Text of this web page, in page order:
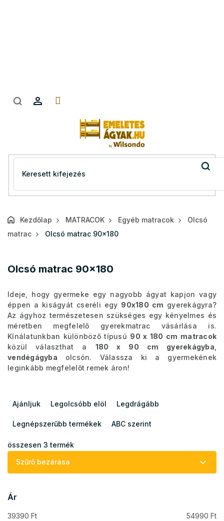
Kezdőlap MATRACOK Egyéb matracok
Olcsó
matrac
Olcsó matrac 90x180
Olcsó matrac 90x180
Ideje, hogy gyermeke egy nagyobb ágyat kapjon vagy
éppen a kiságyát cseréli egy 90x180 cm gyerekágyra?
Az ágyhoz természetesen szükséges egy kényelmes és
méretben megfelelő gyerekmatrac vásárlása is.
Kínálatunkban különböző típusú 90 x 180 cm matracok
közül választhat a 180 x 90 cm gyerekágyba
vendégágyba olcsón. Válassza ki a gyermekének
leginkább megfelelőt remek áron!
e
m
k
e
n
d
Ajánljuk Legolcsóbb elöl Legdrágább
Legnépszerűbb termékek ABC szerint
összesen 3 termék
Szűrő bezárása
Ár
39390 Ft 54990 Ft